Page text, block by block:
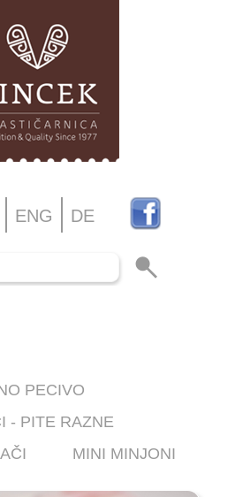
DE
ENG
PECIVO
- PITE RAZNE
MINI MINJONI